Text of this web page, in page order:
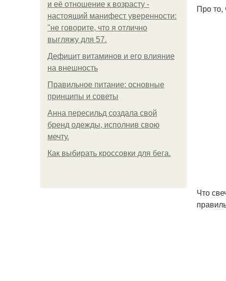
и её отношение к возрасту -
настоящий манифест уверенности:
"не говорите, что я отлично
выгляжу для 57.
Дефицит витаминов и его влияние
на внешность
Правильное питание: основные
принципы и советы
Анна пересильд создала свой
бренд одежды, исполнив свою
мечту.
Как выбирать кроссовки для бега.
Про то,
Что